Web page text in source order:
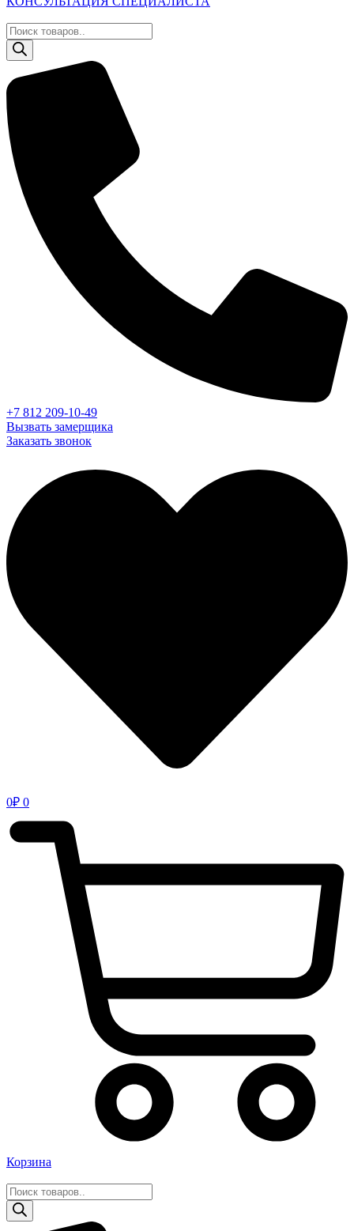
Поиск
товаров
+7 812 209-10-49
Вызвать замерщика
Заказать звонок
0₽ 0
Корзина
Поиск
товаров